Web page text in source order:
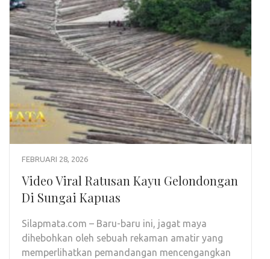
FEBRUARI 28, 2026
Video Viral Ratusan Kayu Gelondongan
Di Sungai Kapuas
Silapmata.com – Baru-baru ini, jagat maya
dihebohkan oleh sebuah rekaman amatir yang
memperlihatkan pemandangan mencengangkan